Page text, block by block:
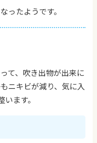
ったようです。
て、吹き出物が出来に
ニキビが減り、気に入
ます。